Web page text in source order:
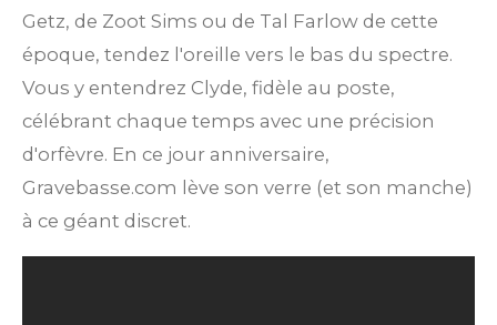
Getz, de Zoot Sims ou de Tal Farlow de cette
époque, tendez l'oreille vers le bas du spectre.
Vous y entendrez Clyde, fidèle au poste,
célébrant chaque temps avec une précision
d'orfèvre. En ce jour anniversaire,
Gravebasse.com lève son verre (et son manche)
à ce géant discret.